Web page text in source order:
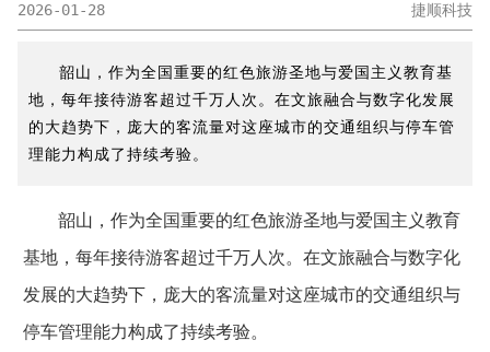
2026-01-28 捷顺科技
韶山，作为全国重要的红色旅游圣地与爱国主义教育基
地，每年接待游客超过千万人次。在文旅融合与数字化发展
的大趋势下，庞大的客流量对这座城市的交通组织与停车管
理能力构成了持续考验。
韶山，作为全国重要的红色旅游圣地与爱国主义教育
基地，每年接待游客超过千万人次。在文旅融合与数字化
发展的大趋势下，庞大的客流量对这座城市的交通组织与
停车管理能力构成了持续考验。